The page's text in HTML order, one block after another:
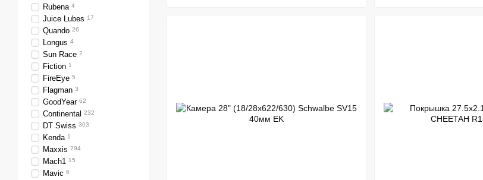
Rubena 4
Juice Lubes 17
Quando 26
Longus 4
Sun Race 2
Fiction 1
FireEye 5
Flagman 3
GoodYear 62
Continental 232
DT Swiss 303
Kenda 1
Maxxis 294
Mach1 15
Mavic 6